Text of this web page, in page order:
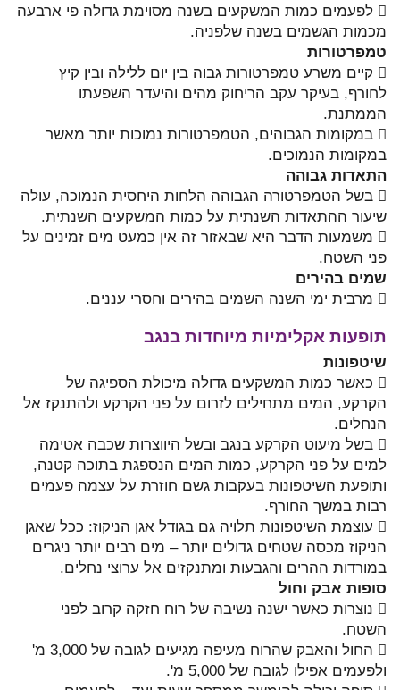
 לפעמים כמות המשקעים בשנה מסוימת גדולה פי ארבעה
מכמות הגשמים בשנה שלפניה.
טמפרטורות
 קיים משרע טמפרטורות גבוה בין יום ללילה ובין קיץ
לחורף, בעיקר עקב הריחוק מהים והיעדר השפעתו
הממתנת.
 במקומות הגבוהים, הטמפרטורות נמוכות יותר מאשר
במקומות הנמוכים.
התאדות גבוהה
 בשל הטמפרטורה הגבוהה הלחות היחסית הנמוכה, עולה
שיעור ההתאדות השנתית על כמות המשקעים השנתית.
 משמעות הדבר היא שבאזור זה אין כמעט מים זמינים על
פני השטח.
שמים בהירים
 מרבית ימי השנה השמים בהירים וחסרי עננים.
תופעות אקלימיות מיוחדות בנגב
שיטפונות
 כאשר כמות המשקעים גדולה מיכולת הספיגה של
הקרקע, המים מתחילים לזרום על פני הקרקע ולהתנקז אל
הנחלים.
 בשל מיעוט הקרקע בנגב ובשל היווצרות שכבה אטימה
למים על פני הקרקע, כמות המים הנספגת בתוכה קטנה,
ותופעת השיטפונות בעקבות גשם חוזרת על עצמה פעמים
רבות במשך החורף.
 עוצמת השיטפונות תלויה גם בגודל אגן הניקוז: ככל שאגן
הניקוז מכסה שטחים גדולים יותר – מים רבים יותר ניגרים
במורדות ההרים והגבעות ומתנקזים אל ערוצי נחלים.
סופות אבק וחול
 נוצרות כאשר ישנה נשיבה של רוח חזקה קרוב לפני
השטח.
 החול והאבק שהרוח מעיפה מגיעים לגובה של 3,000 מ'
ולפעמים אפילו לגובה של 5,000 מ'.